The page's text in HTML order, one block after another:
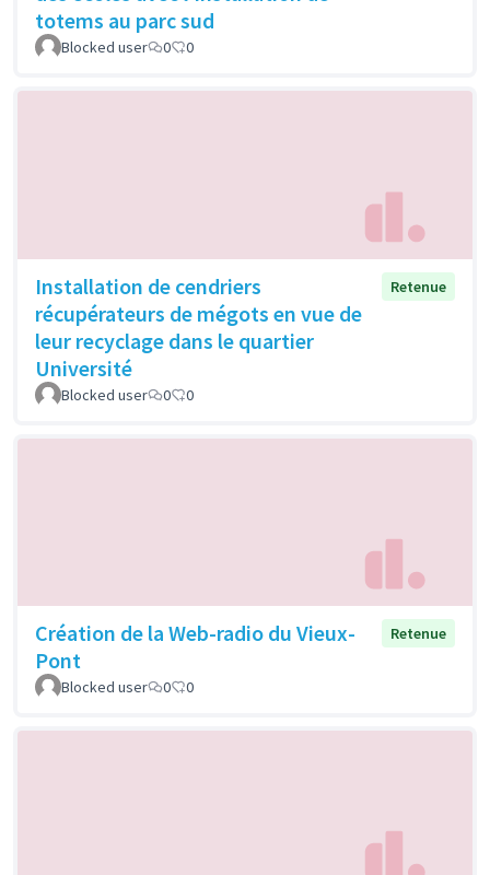
totems au parc sud
Blocked user 0 0
Installation de cendriers
récupérateurs de mégots en vue de
leur recyclage dans le quartier
Université
Retenue
Blocked user 0 0
Création de la Web-radio du Vieux-
Pont
Retenue
Blocked user 0 0